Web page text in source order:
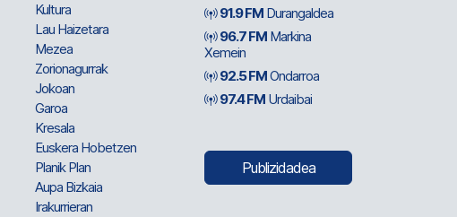
Kultura
Lau Haizetara
Mezea
Zorionagurrak
Jokoan
Garoa
Kresala
Euskera Hobetzen
Planik Plan
Aupa Bizkaia
Irakurrieran
91.9 FM Durangaldea
96.7 FM Markina
Xemein
92.5 FMOndarroa
97.4 FM Urdaibai
Publizidadea